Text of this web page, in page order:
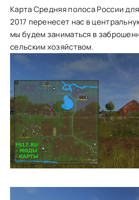
Карта Средняя полоса России
2017 перенесет нас в
мы будем заниматься в
сельским хозяйством.